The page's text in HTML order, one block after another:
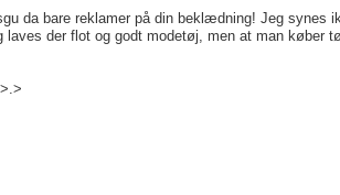
da bare reklamer på din beklædning! Jeg synes
der flot og godt modetøj, men at man køber